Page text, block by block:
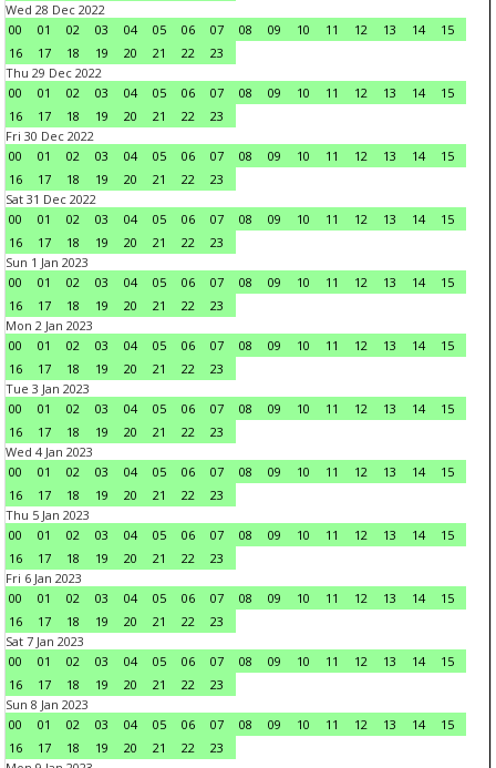
Wed 28 Dec 2022
00
01 02 03 04 05 06 07 08 09 10 11 12 13 14
15
16
17 18 19 20 21 22
23
Thu 29 Dec 2022
00
01 02 03 04 05 06 07 08 09 10 11 12 13 14
15
16
17 18 19 20 21 22
23
Fri 30 Dec 2022
00
01 02 03 04 05 06 07 08 09 10 11 12 13 14
15
16
17 18 19 20 21 22
23
Sat 31 Dec 2022
00
01 02 03 04 05 06 07 08 09 10 11 12 13 14
15
16
17 18 19 20 21 22
23
Sun 1 Jan 2023
00
01 02 03 04 05 06 07 08 09 10 11 12 13 14
15
16
17 18 19 20 21 22
23
Mon 2 Jan 2023
00
01 02 03 04 05 06 07 08 09 10 11 12 13 14
15
16
17 18 19 20 21 22
23
Tue 3 Jan 2023
00
01 02 03 04 05 06 07 08 09 10 11 12 13 14
15
16
17 18 19 20 21 22
23
Wed 4 Jan 2023
00
01 02 03 04 05 06 07 08 09 10 11 12 13 14
15
16
17 18 19 20 21 22
23
Thu 5 Jan 2023
00
01 02 03 04 05 06 07 08 09 10 11 12 13 14
15
16
17 18 19 20 21 22
23
Fri 6 Jan 2023
00
01 02 03 04 05 06 07 08 09 10 11 12 13 14
15
16
17 18 19 20 21 22
23
Sat 7 Jan 2023
00
01 02 03 04 05 06 07 08 09 10 11 12 13 14
15
16
17 18 19 20 21 22
23
Sun 8 Jan 2023
00
01 02 03 04 05 06 07 08 09 10 11 12 13 14
15
16
17 18 19 20 21 22
23